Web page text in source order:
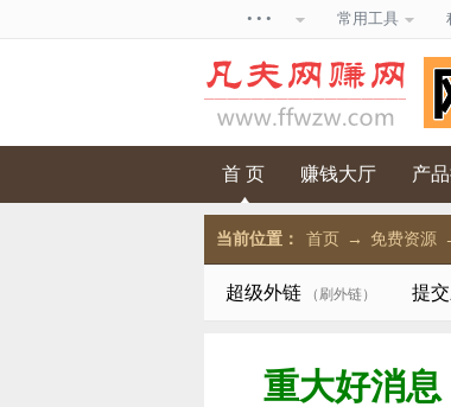
• • • 常用工具
首 页 赚钱大厅 产
当前位置： 首页 → 免费资源
超级外链 （刷外链） 提
重大好消